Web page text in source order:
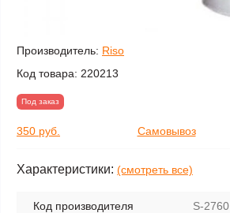
Производитель: Riso
Код товара: 220213
Под заказ
350 руб. Самовывоз
Характеристики: (смотреть все)
Код производителя S-2760